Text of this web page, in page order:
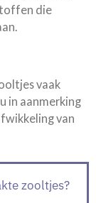
die
vaak
in aanmerking
van
zooltjes?